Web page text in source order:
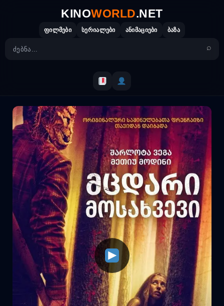
KINOWORLD.NET
ფილმები სერიალები ანიმაციები ბაზა